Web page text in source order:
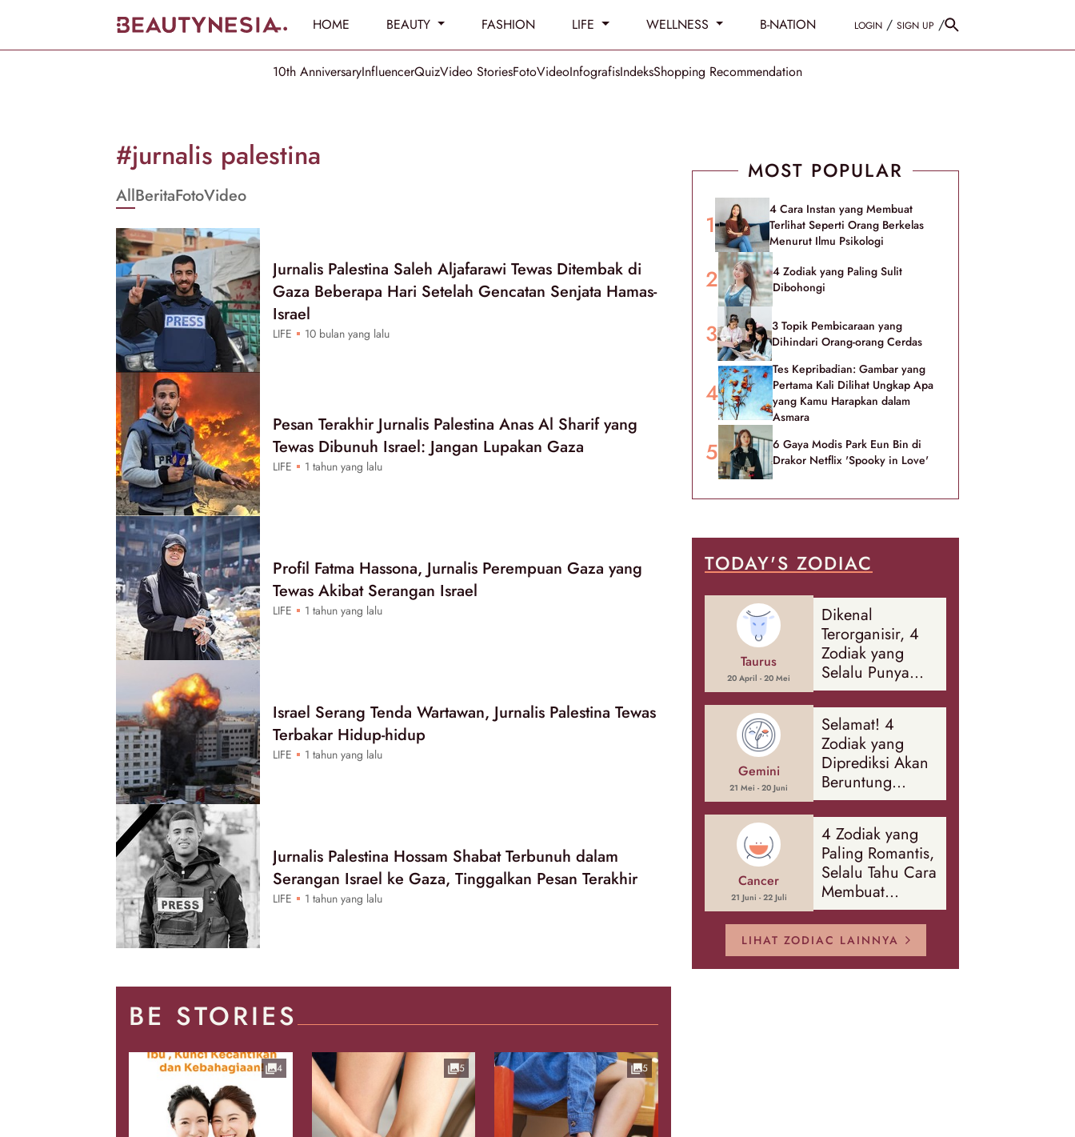
HOME BEAUTY FASHION LIFE WELLNESS B-NATION LOGIN / SIGN UP /
10th AnniversaryInfluencerQuizVideo StoriesFotoVideoInfografisIndeksShopping Recommendation
[GET_DATA_TITLE]
Beautynesia
#jurnalis palestina
AllBeritaFotoVideo
Jurnalis Palestina Saleh Aljafarawi Tewas Ditembak di
Gaza Beberapa Hari Setelah Gencatan Senjata Hamas-
Israel
LIFE 10 bulan yang lalu
Pesan Terakhir Jurnalis Palestina Anas Al Sharif yang
Tewas Dibunuh Israel: Jangan Lupakan Gaza
LIFE 1 tahun yang lalu
Profil Fatma Hassona, Jurnalis Perempuan Gaza yang
Tewas Akibat Serangan Israel
LIFE 1 tahun yang lalu
Israel Serang Tenda Wartawan, Jurnalis Palestina Tewas
Terbakar Hidup-hidup
LIFE 1 tahun yang lalu
Jurnalis Palestina Hossam Shabat Terbunuh dalam
Serangan Israel ke Gaza, Tinggalkan Pesan Terakhir
LIFE 1 tahun yang lalu
BE STORIES
4 5 5
MOST POPULAR
4 Cara Instan yang Membuat
Terlihat Seperti Orang Berkelas
Menurut Ilmu Psikologi
4 Zodiak yang Paling Sulit
Dibohongi
3 Topik Pembicaraan yang
Dihindari Orang-orang Cerdas
Tes Kepribadian: Gambar yang
Pertama Kali Dilihat Ungkap Apa
yang Kamu Harapkan dalam
Asmara
6 Gaya Modis Park Eun Bin di
Drakor Netflix 'Spooky in Love'
TODAY'S ZODIAC
Taurus
20 April - 20 Mei
Dikenal
Terorganisir, 4
Zodiak yang
Selalu Punya
Rencana
Cadangan Soal
Banyak Hal
Gemini
21 Mei - 20 Juni
Selamat! 4
Zodiak yang
Diprediksi Akan
Beruntung
Sepanjang
Agustus 2026
Cancer
21 Juni - 22 Juli
4 Zodiak yang
Paling Romantis,
Selalu Tahu Cara
Membuat
Pasangan
Bahagia
LIHAT ZODIAC LAINNYA